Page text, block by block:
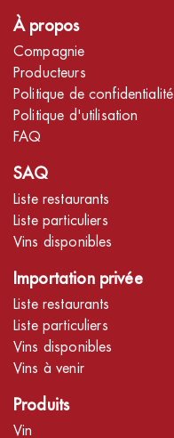
À propos
Compagnie
Producteurs
Politique de confidentialité
Politique d'utilisation
FAQ
SAQ
Liste restaurants
Liste particuliers
Vins disponibles
Importation privée
Liste restaurants
Liste particuliers
Vins disponibles
Vins à venir
Produits
Vin